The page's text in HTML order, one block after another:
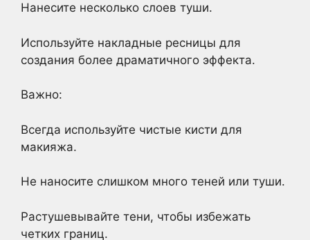
Нанесите несколько слоев туши.
Используйте накладные ресницы для
создания более драматичного эффекта.
Важно:
Всегда используйте чистые кисти для
макияжа.
Не наносите слишком много теней или туши.
Растушевывайте тени, чтобы избежать
четких границ.